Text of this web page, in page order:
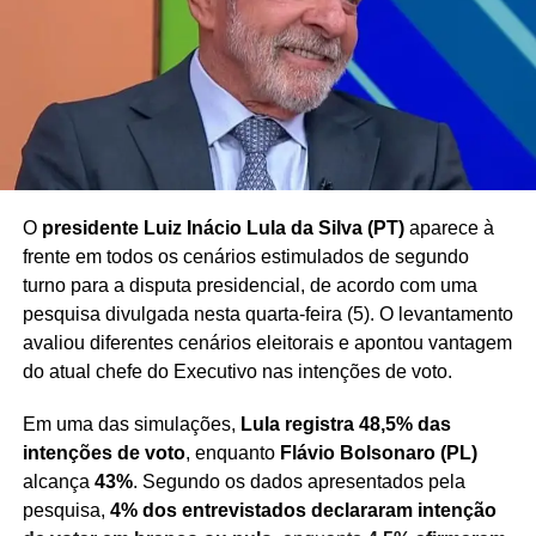
possibilidade de penhora de parte da remuneração de
agentes públicos para quitação de dívidas
, tema
frequentemente debatido no âmbito do Poder Judiciário.
O presidente Luiz Inácio Lula da Silva (PT)aparece à
frente em todos os cenários estimulados de segundo
turno para a disputa presidencial, de acordo com uma
pesquisa divulgada nesta quarta-feira (5). O levantamento
avaliou diferentes cenários eleitorais e apontou vantagem
do atual chefe do Executivo nas intenções de voto.
Em uma das simulações, Lula registra 48,5% das
intenções de voto, enquanto Flávio Bolsonaro (PL)
alcança 43%. Segundo os dados apresentados pela
pesquisa, 4% dos entrevistados declararam intenção